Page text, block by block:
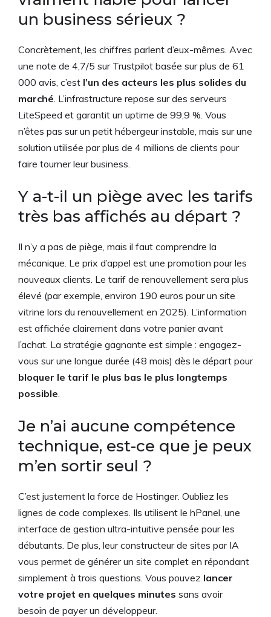
un business sérieux ?
Concrètement, les chiffres parlent d’eux-mêmes. Avec
une note de 4,7/5 sur Trustpilot basée sur plus de 61
000 avis, c’est l’un des acteurs les plus solides du
marché . L’infrastructure repose sur des serveurs
LiteSpeed et garantit un uptime de 99,9 %. Vous
n’êtes pas sur un petit hébergeur instable, mais sur une
solution utilisée par plus de 4 millions de clients pour
faire tourner leur business.
Y a-t-il un piège avec les tarifs
très bas affichés au départ ?
Il n’y a pas de piège, mais il faut comprendre la
mécanique. Le prix d’appel est une promotion pour les
nouveaux clients. Le tarif de renouvellement sera plus
élevé (par exemple, environ 190 euros pour un site
vitrine lors du renouvellement en 2025). L’information
est affichée clairement dans votre panier avant
l’achat. La stratégie gagnante est simple : engagez-
vous sur une longue durée (48 mois) dès le départ pour
bloquer le tarif le plus bas le plus longtemps
possible
Je n’ai aucune compétence
technique, est-ce que je peux
m’en sortir seul ?
C’est justement la force de Hostinger. Oubliez les
lignes de code complexes. Ils utilisent le hPanel, une
interface de gestion ultra-intuitive pensée pour les
débutants. De plus, leur constructeur de sites par IA
vous permet de générer un site complet en répondant
simplement à trois questions. Vous pouvez lancer
votre projet en quelques minutes sans avoir
besoin de payer un développeur.